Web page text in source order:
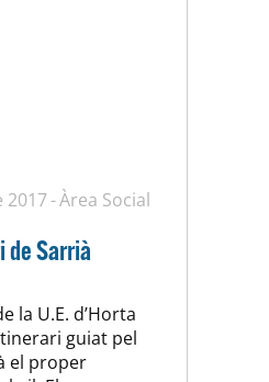
2017 Àrea Social
de Sarrià
la U.E. d’Horta
guiat pel
el proper